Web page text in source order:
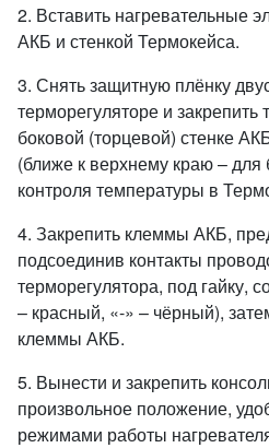
2. Вставить нагревательные
АКБ и стенкой Термокейса.
3. Снять защитную плёнку
терморегуляторе и закрепить
боковой (торцевой) стенке
(ближе к верхнему краю – для
контроля температуры в
4. Закрепить клеммы АКБ,
подсоединив контакты
терморегулятора, под гайку,
– красный, «-» – чёрный),
клеммы АКБ.
5. Вынести и закрепить
произвольное положение,
режимами работы